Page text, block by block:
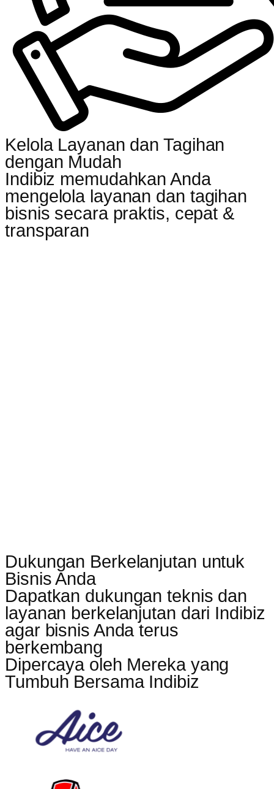
Kelola Layanan dan Tagihan
dengan Mudah
Indibiz memudahkan Anda
mengelola layanan dan tagihan
bisnis secara praktis, cepat &
transparan
Dukungan Berkelanjutan untuk
Bisnis Anda
Dapatkan dukungan teknis dan
layanan berkelanjutan dari Indibiz
agar bisnis Anda terus
berkembang
Dipercaya oleh Mereka yang
Tumbuh Bersama Indibiz